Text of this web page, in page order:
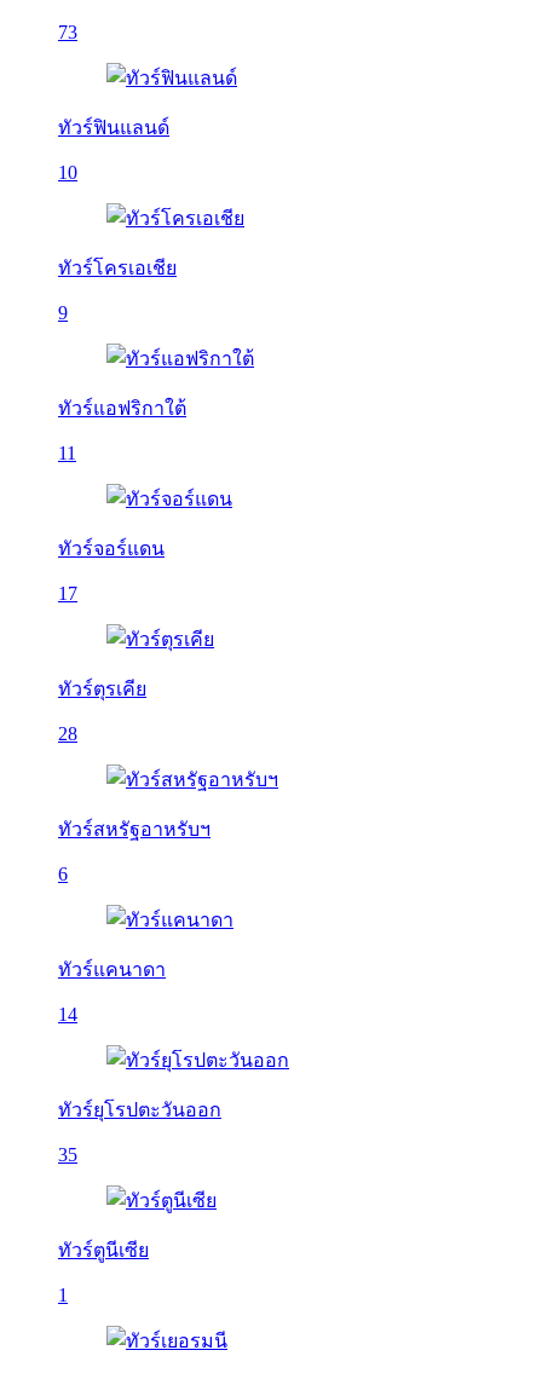
73
ทัวร์ฟินแลนด์
10
ทัวร์โครเอเชีย
9
ทัวร์แอฟริกาใต้
11
ทัวร์จอร์แดน
17
ทัวร์ตุรเคีย
28
ทัวร์สหรัฐอาหรับฯ
6
ทัวร์แคนาดา
14
ทัวร์ยุโรปตะวันออก
35
ทัวร์ตูนีเซีย
1